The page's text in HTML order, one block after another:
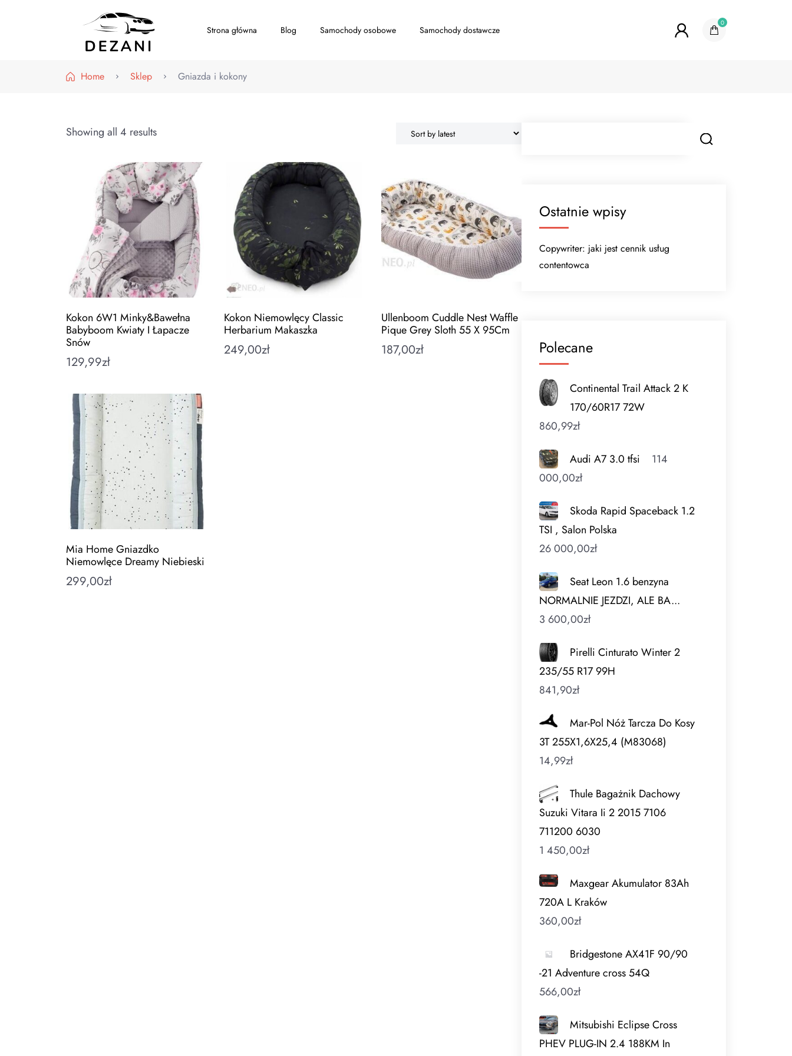
Strona główna Blog Samochody osobowe Samochody dostawcze
0
Home Sklep Gniazda i kokony
Showing all 4 results
Kokon 6W1 Minky&Bawełna
Babyboom Kwiaty I Łapacze
Snów
129,99zł
Kokon Niemowlęcy Classic
Herbarium Makaszka
249,00zł
Ullenboom Cuddle Nest Waffle
Pique Grey Sloth 55 X 95Cm
187,00zł
Mia Home Gniazdko
Niemowlęce Dreamy Niebieski
299,00zł
Ostatnie wpisy
Copywriter: jaki jest cennik usług
contentowca
Polecane
Continental Trail Attack 2 K
170/60R17 72W
860,99zł
Audi A7 3.0 tfsi
114
000,00zł
Skoda Rapid Spaceback 1.2
TSI , Salon Polska
26 000,00zł
Seat Leon 1.6 benzyna
NORMALNIE JEZDZI, ALE BA...
3 600,00zł
Pirelli Cinturato Winter 2
235/55 R17 99H
841,90zł
Mar-Pol Nóż Tarcza Do Kosy
3T 255X1,6X25,4 (M83068)
14,99zł
Thule Bagażnik Dachowy
Suzuki Vitara Ii 2 2015 7106
711200 6030
1 450,00zł
Maxgear Akumulator 83Ah
720A L Kraków
360,00zł
Bridgestone AX41F 90/90
-21 Adventure cross 54Q
566,00zł
Mitsubishi Eclipse Cross
PHEV PLUG-IN 2.4 188KM In